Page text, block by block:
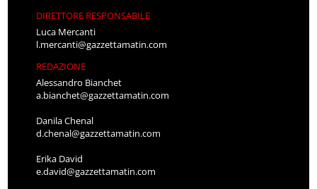
DIRETTORE RESPONSABILE
Luca Mercanti
l.mercanti@gazzettamatin.com
REDAZIONE
Alessandro Bianchet
a.bianchet@gazzettamatin.com
Danila Chenal
d.chenal@gazzettamatin.com
Erika David
e.david@gazzettamatin.com